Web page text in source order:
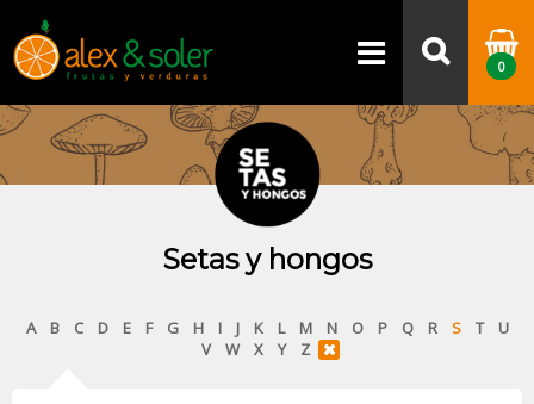
Alex & Soler - Frutas y verduras
frescas desde Bilbao para toda
Euskadi
0
Setas y hongos
A B C D E F G H I J K L M N O P Q R S T
U
V
W X Y Z